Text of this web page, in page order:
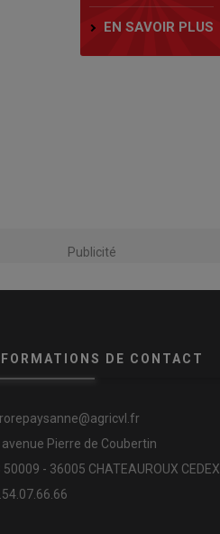
EN SAVOIR PLUS
Publicité
DE CONTACT
avenue Pierre de Coubertin
50009 - 36005 CHATEAUROUX CEDEX